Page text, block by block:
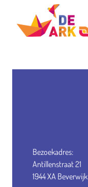
inhoud
Bezoekadres:
Antillenstraat 21
1944 XA Beverwijk